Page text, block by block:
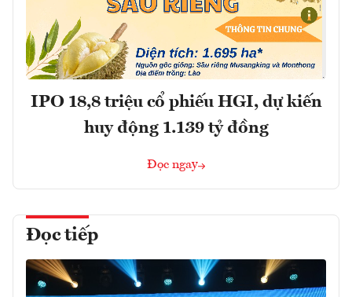
IPO 18,8 triệu cổ phiếu HGI, dự kiến
huy động 1.139 tỷ đồng
Đọc ngay
Đọc tiếp